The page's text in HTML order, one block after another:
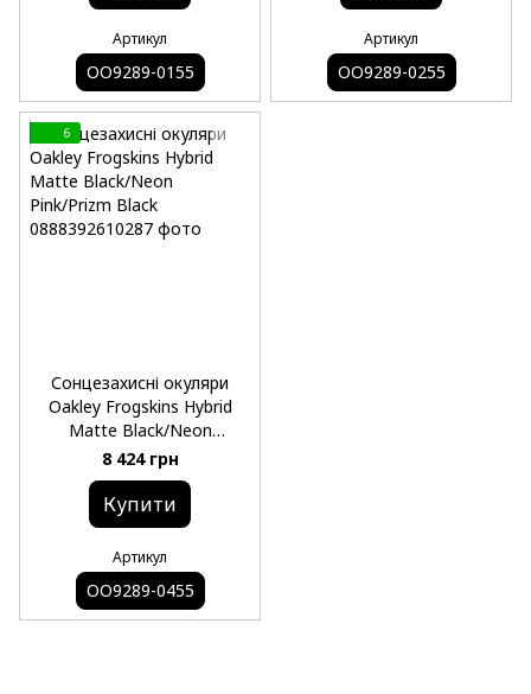
Артикул
OO9289-0155
Артикул
OO9289-0255
6
Сонцезахисні окуляри
Oakley Frogskins Hybrid
Matte Black/Neon
Pink/Prizm Black
8 424 грн
Купити
Артикул
OO9289-0455